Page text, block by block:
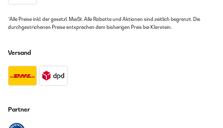
Kartenspiel für Trinkspiel, Karten wiederholen sich, dadurch wird es
schnell langweilig, manche Karten sind eher unverständlich.Cover des
waren aber unkompliziert und sehr gut.
Amazon Benutzer – Bewertung durch Chal-Tec GmbH nicht
eigenständig überprüft
Das Spiel hat uns den Silvesterabend gerettet. Es war richtig lustig und
*Alle Preise inkl. der gesetzl. MwSt. Alle Rabatte und Aktionen sind zeitlich begrenzt. Die
durchgestrichenen Preise entsprechen dem bisherigen Preis bei Klarstein.
Versand
Partner